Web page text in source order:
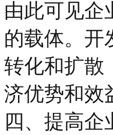
由此可见企
的载体。开
转化和扩散
济优势和效
四、提高企